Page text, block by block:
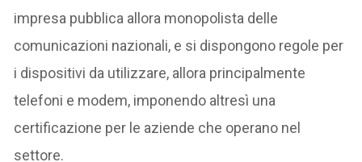
impresa pubblica allora monopolista delle
comunicazioni nazionali, e si dispongono regole per
i dispositivi da utilizzare, allora principalmente
telefoni e modem, imponendo altresì una
certificazione per le aziende che operano nel
settore.